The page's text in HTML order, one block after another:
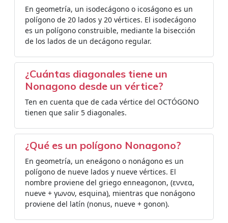
En geometría, un isodecágono o icoságono es un
polígono de 20 lados y 20 vértices. El isodecágono
es un polígono construible, mediante la bisección
de los lados de un decágono regular.
¿Cuántas diagonales tiene un
Nonagono desde un vértice?
Ten en cuenta que de cada vértice del OCTÓGONO
tienen que salir 5 diagonales.
¿Qué es un polígono Nonagono?
En geometría, un eneágono o nonágono es un
polígono de nueve lados y nueve vértices. El
nombre proviene del griego enneagonon, (εννεα,
nueve + γωνον, esquina), mientras que nonágono
proviene del latín (nonus, nueve + gonon).